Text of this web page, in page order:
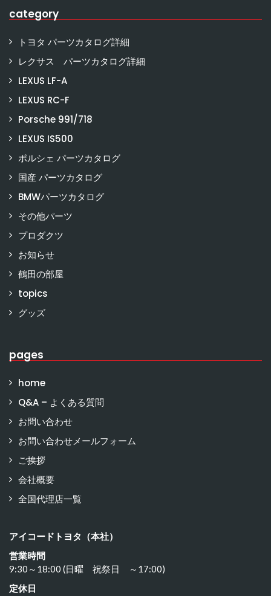
category
トヨタ パーツカタログ詳細
レクサス パーツカタログ詳細
LEXUS LF-A
LEXUS RC-F
Porsche 991/718
LEXUS IS500
ポルシェ パーツカタログ
国産 パーツカタログ
BMWパーツカタログ
その他パーツ
プロダクツ
お知らせ
鶴田の部屋
topics
グッズ
pages
home
Q&A – よくある質問
お問い合わせ
お問い合わせメールフォーム
ご挨拶
会社概要
全国代理店一覧
アイコードトヨタ（本社）
営業時間
9:30～18:00 (日曜 祝祭日 ～17:00)
定休日